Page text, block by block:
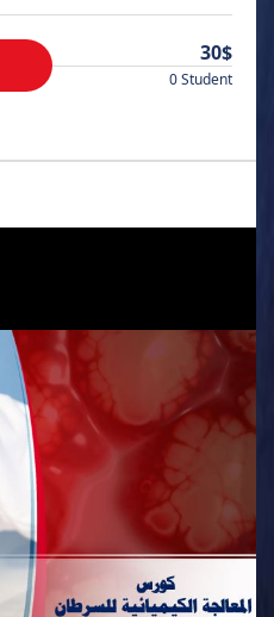
30$
0 Student